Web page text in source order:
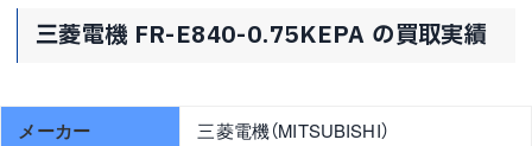
三菱電機 FR-E840-0.75KEPA の買取実績
メーカー 三菱電機（MITSUBISHI）